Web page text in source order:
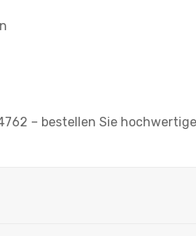
– bestellen Sie